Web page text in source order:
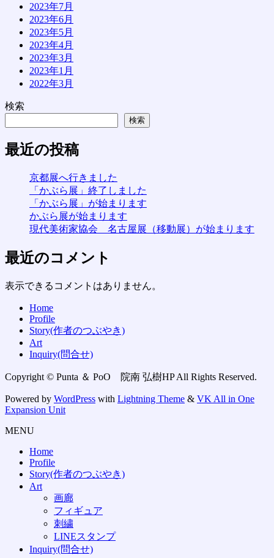
2023年7月
2023年6月
2023年5月
2023年4月
2023年3月
2023年1月
2022年3月
検索
検索
最近の投稿
京都展へ行きました
「かぶら展」終了しました
「かぶら展」が始まります
かぶら展が始まります
現代美術家協会 名古屋展（移動展）が始まります
最近のコメント
表示できるコメントはありません。
Home
Profile
Story(作者のつぶやき)
Art
Inquiry(問合せ)
Copyright © Punta ＆ PoO 院南 弘樹HP All Rights Reserved.
Powered by WordPress with Lightning Theme & VK All in One
Expansion Unit
MENU
Home
Profile
Story(作者のつぶやき)
Art
画廊
フィギュア
刺繍
LINEスタンプ
Inquiry(問合せ)